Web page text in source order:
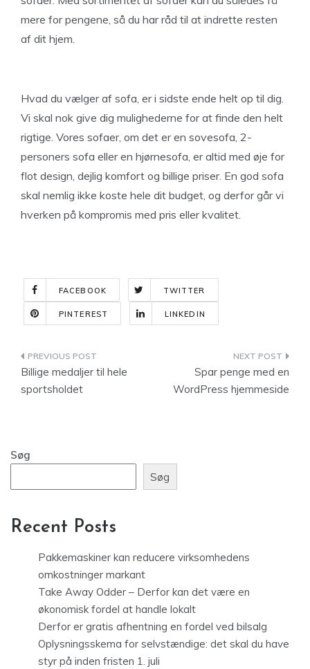
mere for pengene, så du har råd til at indrette resten
af dit hjem.
Hvad du vælger af sofa, er i sidste ende helt op til dig.
Vi skal nok give dig mulighederne for at finde den helt
rigtige. Vores sofaer, om det er en sovesofa, 2-
personers sofa eller en hjørnesofa, er altid med øje for
flot design, dejlig komfort og billige priser. En god sofa
skal nemlig ikke koste hele dit budget, og derfor går vi
hverken på kompromis med pris eller kvalitet.
FACEBOOK TWITTER
PINTEREST LINKEDIN
Indlægsnavigation
Billige medaljer til hele
sportsholdet
Spar penge med en
WordPress hjemmeside
Søg
Søg
Recent Posts
Pakkemaskiner kan reducere virksomhedens
omkostninger markant
Take Away Odder – Derfor kan det være en
økonomisk fordel at handle lokalt
Derfor er gratis afhentning en fordel ved bilsalg
Oplysningsskema for selvstændige: det skal du have
styr på inden fristen 1. juli